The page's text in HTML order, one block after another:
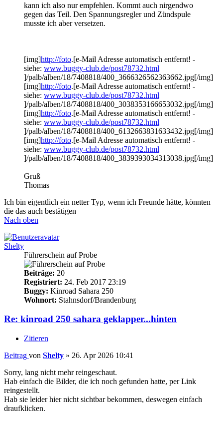
kann ich also nur empfehlen. Kommt auch nirgendwo
gegen das Teil. Den Spannungsregler und Zündspule
musste ich aber versetzen.
[img]http://foto.[e-Mail Adresse automatisch entfernt! -
siehe: www.buggy-club.de/post78732.html
]/palb/alben/18/7408818/400_3666326562363662.jpg[/img]
[img]http://foto.[e-Mail Adresse automatisch entfernt! -
siehe: www.buggy-club.de/post78732.html
]/palb/alben/18/7408818/400_3038353166653032.jpg[/img]
[img]http://foto.[e-Mail Adresse automatisch entfernt! -
siehe: www.buggy-club.de/post78732.html
]/palb/alben/18/7408818/400_6132663831633432.jpg[/img]
[img]http://foto.[e-Mail Adresse automatisch entfernt! -
siehe: www.buggy-club.de/post78732.html
]/palb/alben/18/7408818/400_3839393034313038.jpg[/img]
Gruß
Thomas
Ich bin eigentlich ein netter Typ, wenn ich Freunde hätte, könnten
die das auch bestätigen
Nach oben
Shelty
Führerschein auf Probe
Beiträge: 20
Registriert: 24. Feb 2017 23:19
Buggy: Kinroad Sahara 250
Wohnort: Stahnsdorf/Brandenburg
Re: kinroad 250 sahara geklapper...hinten
Zitieren
Beitrag von Shelty » 26. Apr 2026 10:41
Sorry, lang nicht mehr reingeschaut.
Hab einfach die Bilder, die ich noch gefunden hatte, per Link
reingestellt.
Hab sie leider hier nicht sichtbar bekommen, deswegen einfach
draufklicken.